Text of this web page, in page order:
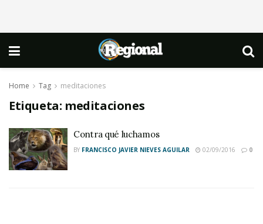
Home Tag meditaciones
Etiqueta: meditaciones
Contra qué luchamos
BY FRANCISCO JAVIER NIEVES AGUILAR 02/09/2016 0